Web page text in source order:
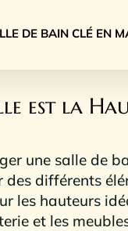
DE BAIN CLÉ EN
est la
une salle de
des différents
les hauteurs
et les